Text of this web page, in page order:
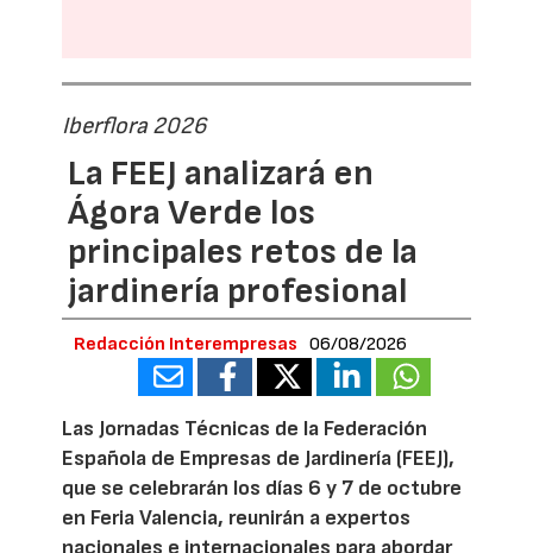
Iberflora 2026
La FEEJ analizará en
Ágora Verde los
principales retos de la
jardinería profesional
Redacción Interempresas 06/08/2026
Las Jornadas Técnicas de la Federación
Española de Empresas de Jardinería (FEEJ),
que se celebrarán los días 6 y 7 de octubre
en Feria Valencia, reunirán a expertos
nacionales e internacionales para abordar